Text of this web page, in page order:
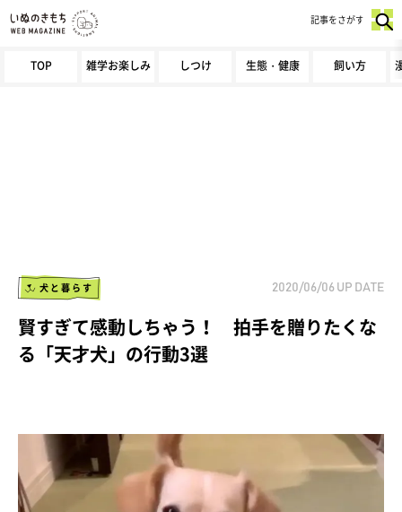
TOP 雑学お楽しみ しつけ 生態・健康 飼い方
記事をさがす
犬と暮らす 2020/06/06 UP DATE
賢すぎて感動しちゃう！ 拍手を贈りたくな
る「天才犬」の行動3選